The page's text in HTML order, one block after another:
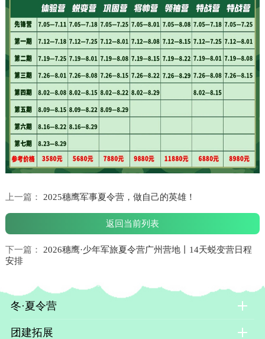
上一篇： 2025穗鹰军事夏令营，做自己的英雄！
返回当前列表
下一篇： 2026穗鹰·少年军旅夏令营广州营地丨14天蜕变营日程
安排
冬·夏令营
团建拓展